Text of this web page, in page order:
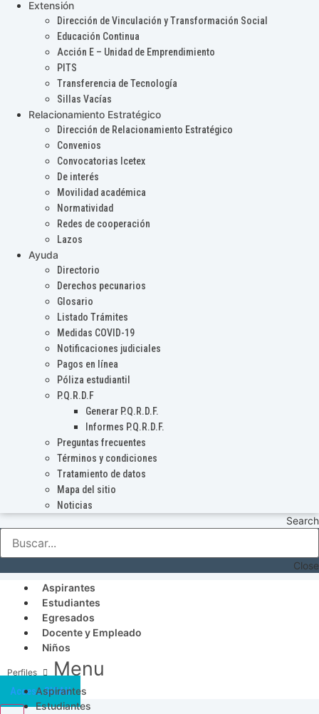
Extensión
Dirección de Vinculación y Transformación Social
Educación Continua
Acción E – Unidad de Emprendimiento
PITS
Transferencia de Tecnología
Sillas Vacías
Relacionamiento Estratégico
Dirección de Relacionamiento Estratégico
Convenios
Convocatorias Icetex
De interés
Movilidad académica
Normatividad
Redes de cooperación
Lazos
Ayuda
Directorio
Derechos pecunarios
Glosario
Listado Trámites
Medidas COVID-19
Notificaciones judiciales
Pagos en línea
Póliza estudiantil
P.Q.R.D.F
Generar P.Q.R.D.F.
Informes P.Q.R.D.F.
Preguntas frecuentes
Términos y condiciones
Tratamiento de datos
Mapa del sitio
Noticias
Search
Close
Aspirantes
Estudiantes
Egresados
Docente y Empleado
Niños
Menu
Aspirantes
Estudiantes
Acceso SICAU